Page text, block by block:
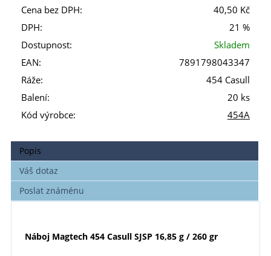
Cena bez DPH:
40,50 Kč
DPH:
21 %
Dostupnost:
Skladem
EAN:
7891798043347
Ráže:
454 Casull
Balení:
20 ks
Kód výrobce:
454A
Popis
Váš dotaz
Poslat známénu
Náboj Magtech 454 Casull SJSP 16,85 g / 260 gr